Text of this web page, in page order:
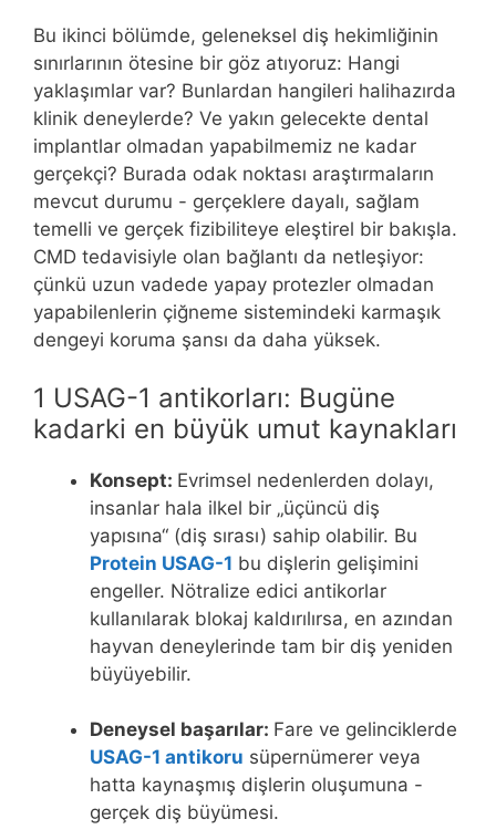
Bu ikinci bölümde, geleneksel diş hekimliğinin
sınırlarının ötesine bir göz atıyoruz: Hangi
yaklaşımlar var? Bunlardan hangileri halihazırda
klinik deneylerde? Ve yakın gelecekte dental
implantlar olmadan yapabilmemiz ne kadar
gerçekçi? Burada odak noktası araştırmaların
mevcut durumu - gerçeklere dayalı, sağlam
temelli ve gerçek fizibiliteye eleştirel bir bakışla.
CMD tedavisiyle olan bağlantı da netleşiyor:
çünkü uzun vadede yapay protezler olmadan
yapabilenlerin çiğneme sistemindeki karmaşık
dengeyi koruma şansı da daha yüksek.
1 USAG-1 antikorları: Bugüne
kadarki en büyük umut kaynakları
Konsept: Evrimsel nedenlerden dolayı,
insanlar hala ilkel bir „üçüncü diş
yapısına“ (diş sırası) sahip olabilir. Bu
Protein USAG-1 bu dişlerin gelişimini
engeller. Nötralize edici antikorlar
kullanılarak blokaj kaldırılırsa, en azından
hayvan deneylerinde tam bir diş yeniden
büyüyebilir.
Deneysel başarılar: Fare ve gelinciklerde
USAG-1 antikoru süpernümerer veya
hatta kaynaşmış dişlerin oluşumuna -
gerçek diş büyümesi.